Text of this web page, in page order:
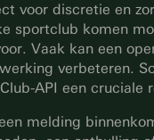
voor discretie en
sportclub komen
Vaak kan een
verbeteren.
API een cruciale
melding